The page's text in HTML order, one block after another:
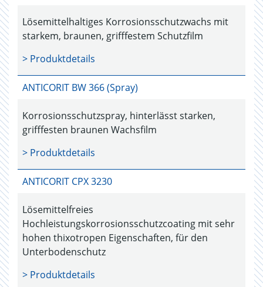
Lösemittelhaltiges Korrosionsschutzwachs mit
starkem, braunen, grifffestem Schutzfilm
> Produktdetails
ANTICORIT BW 366 (Spray)
Korrosionsschutzspray, hinterlässt starken,
grifffesten braunen Wachsfilm
> Produktdetails
ANTICORIT CPX 3230
Lösemittelfreies
Hochleistungskorrosionsschutzcoating mit sehr
hohen thixotropen Eigenschaften, für den
Unterbodenschutz
> Produktdetails